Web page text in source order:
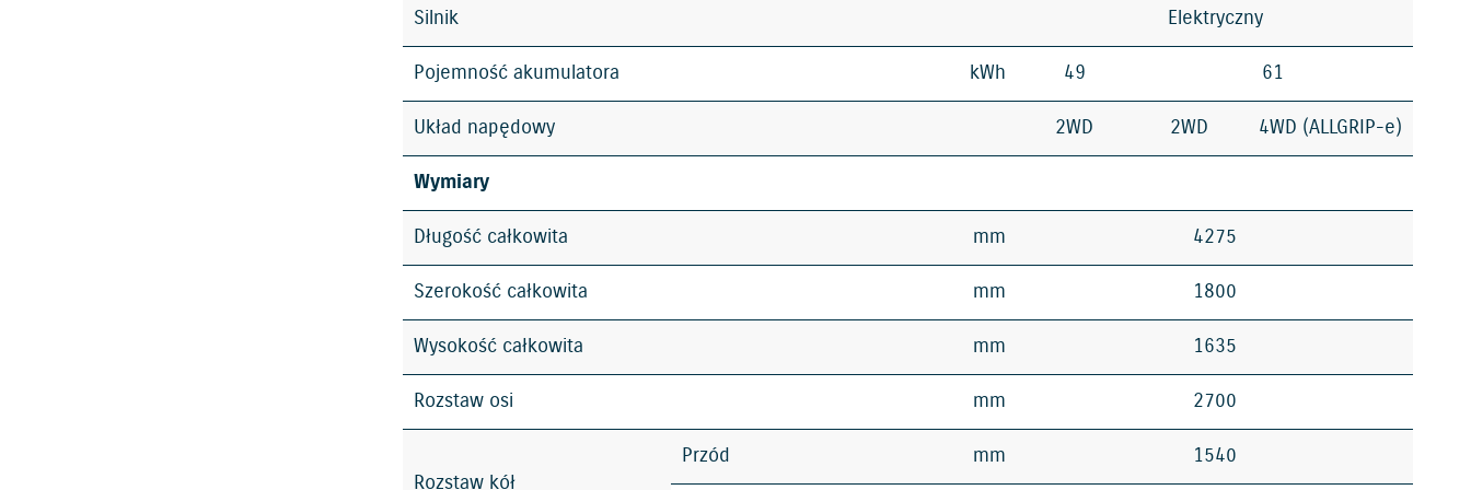
Silnik Elektryczny
Pojemność akumulatora kWh 49 61
Układ napędowy 2WD 2WD 4WD (ALLGRIP-e)
Wymiary
Długość całkowita mm 4275
Szerokość całkowita mm 1800
Wysokość całkowita mm 1635
Rozstaw osi mm 2700
Rozstaw kół
Przód mm 1540